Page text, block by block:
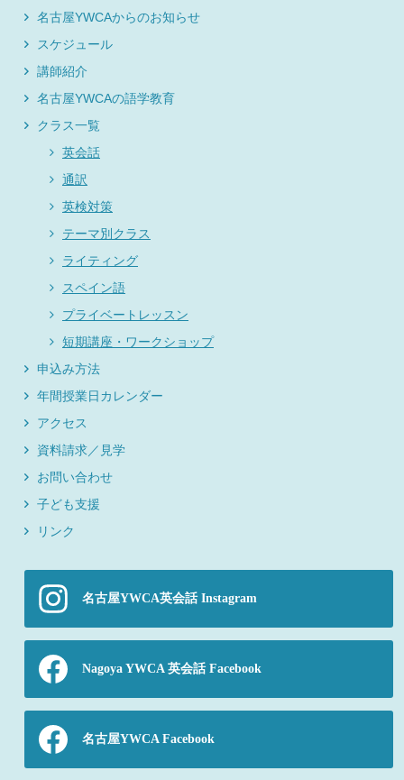
名古屋YWCAからのお知らせ
スケジュール
講師紹介
名古屋YWCAの語学教育
クラス一覧
英会話
通訳
英検対策
テーマ別クラス
ライティング
スペイン語
プライベートレッスン
短期講座・ワークショップ
申込み方法
年間授業日カレンダー
アクセス
資料請求／見学
お問い合わせ
子ども支援
リンク
名古屋YWCA英会話 Instagram
Nagoya YWCA 英会話 Facebook
名古屋YWCA Facebook